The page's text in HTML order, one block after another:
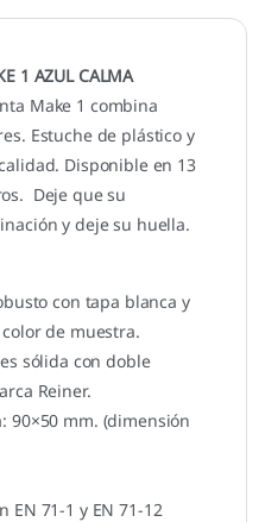
1 AZUL CALMA
Make 1 combina
Estuche de plástico y
Disponible en 13
Deje que su
y deje su huella.
con tapa blanca y
de muestra.
sólida con doble
Reiner.
90×50 mm. (dimensión
EN 71-1 y EN 71-12